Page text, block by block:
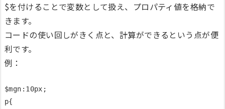
$を付けることで変数として扱え、プロパティ値を格納で
きます。
コードの使い回しがきく点と、計算ができるという点が便
利です。
例：
$mgn:10px;
p{